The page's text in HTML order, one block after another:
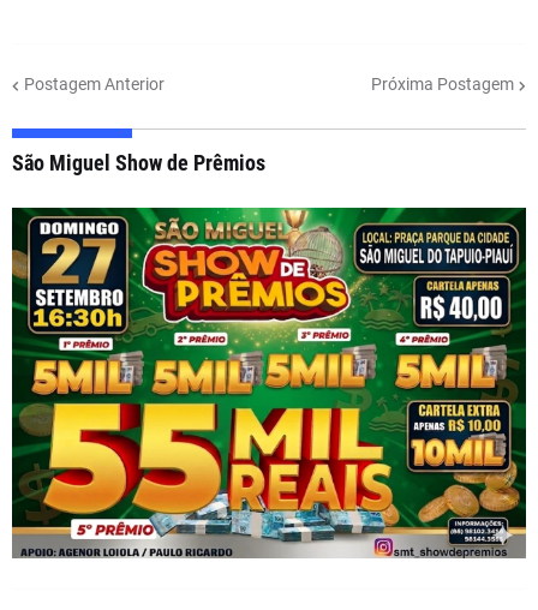
Postagem Anterior Próxima Postagem
São Miguel Show de Prêmios